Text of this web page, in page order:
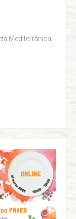
Mediterrânica,